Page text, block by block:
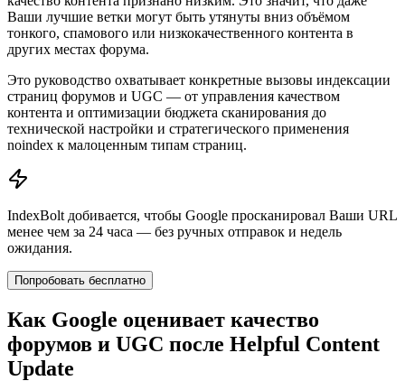
Ваши лучшие ветки могут быть утянуты вниз объёмом
тонкого, спамового или низкокачественного контента в
других местах форума.
Это руководство охватывает конкретные вызовы индексации
страниц форумов и UGC — от управления качеством
контента и оптимизации бюджета сканирования до
технической настройки и стратегического применения
noindex к малоценным типам страниц.
IndexBolt добивается, чтобы Google просканировал Ваши URL
менее чем за 24 часа — без ручных отправок и недель
ожидания.
Попробовать бесплатно
Как Google оценивает качество
форумов и UGC после Helpful Content
Update